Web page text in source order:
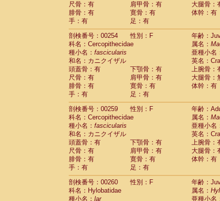
尺骨：有
肩甲骨：有
大腿骨：
腓骨：有
寛骨：有
体幹：有
手：有
足：有
剖検番号：00254
性別：F
年齢：
科名：Cercopithecidae
属名：
種小名： fascicularis
亜種小名
和名：カニクイザル
英名：
頭蓋骨：有
下顎骨：有
上腕骨：
尺骨：有
肩甲骨：有
大腿骨：
腓骨：有
寛骨：有
体幹：有
手：有
足：有
剖検番号：00259
性別：F
年齢：
科名：Cercopithecidae
属名：
種小名： fascicularis
亜種小名
和名：カニクイザル
英名：
頭蓋骨：有
下顎骨：有
上腕骨：
尺骨：有
肩甲骨：有
大腿骨：
腓骨：有
寛骨：有
体幹：有
手：有
足：有
剖検番号：00260
性別：F
年齢：
科名：Hylobatidae
属名：
種小名： lar 亜種小名